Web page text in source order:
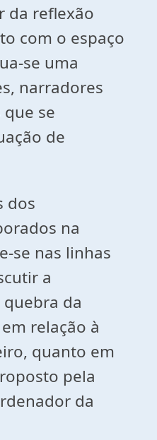
da reflexão
com o espaço
se uma
narradores
se
de
dos
na
se nas linhas
a
da
relação à
quanto em
pela
da